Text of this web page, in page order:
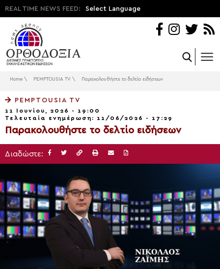
REAL TIME NEWS FEED: Select Language
Home \ PEMPTOUSIA TV \ Παρακολουθήστε το δελτίο ειδήσεων
PEMPTOUSIA TV
11 Ιουνίου, 2026 - 19:00
Τελευταία ενημέρωση: 11/06/2026 - 17:29
Παρακολουθήστε το δελτίο ειδήσεων
Διαδώστε: